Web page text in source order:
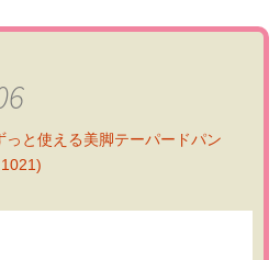
っと使える美脚テーパードパン